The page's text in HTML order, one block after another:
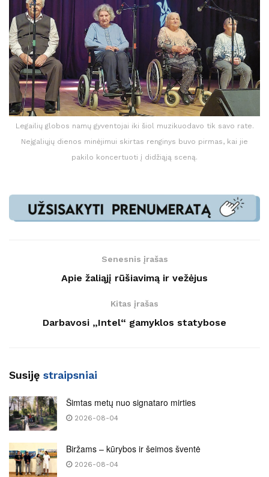
Legailių globos namų gyventojai iki šiol muzikuodavo tik savo rate.
Neįgaliųjų dienos minėjimui skirtas renginys buvo pirmas, kai jie
pakilo koncertuoti į didžiąją sceną.
Senesnis įrašas
Apie žaliąjį rūšiavimą ir vežėjus
Kitas įrašas
Darbavosi „Intel“ gamyklos statybose
Susiję straipsniai
Šimtas metų nuo signataro mirties
2026-08-04
Biržams – kūrybos ir šeimos šventė
2026-08-04